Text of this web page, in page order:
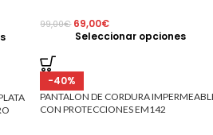
99,00€ 69,00€
Seleccionar opciones
-40%
PANTALON DE CORDURA
CON PROTECCIONES EM142